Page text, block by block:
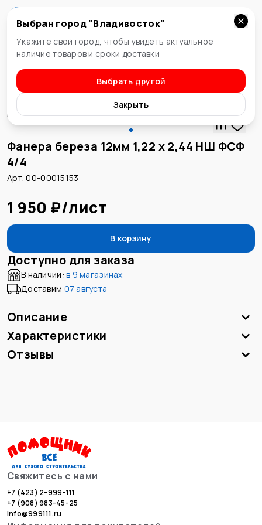
Владивосток
Выбран город "Владивосток"
Укажите свой город, чтобы увидеть актуальное
наличие товаров и сроки доставки
Выбрать другой
Закрыть
Фанера
Фанера береза 12мм 1,22 x 2,44 НШ ФСФ
4/4
Арт. 00-00015153
1 950 ₽/лист
В корзину
Доступно для заказа
В наличии: в 9 магазинах
Доставим 07 августа
Описание
Характеристики
Отзывы
Свяжитесь с нами
+7 (423) 2-999-111
+7 (908) 983-45-25
info@999111.ru